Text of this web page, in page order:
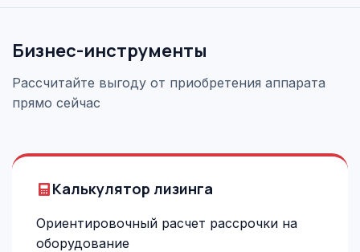
Бизнес-инструменты
Рассчитайте выгоду от приобретения аппарата
прямо сейчас
Калькулятор лизинга
Ориентировочный расчет рассрочки на
оборудование